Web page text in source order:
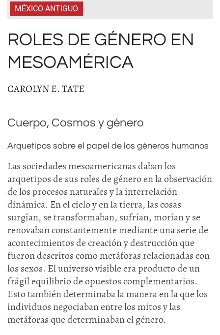
MÉXICO ANTIGUO
ROLES DE GÉNERO EN
MESOAMÉRICA
CAROLYN E. TATE
Cuerpo, Cosmos y género
Arquetipos sobre el papel de los géneros humanos
Las sociedades mesoamericanas daban los
arquetipos de sus roles de género en la observación
de los procesos naturales y la interrelación
dinámica. En el cielo y en la tierra, las cosas
surgían, se transformaban, sufrían, morían y se
renovaban constantemente mediante una serie de
acontecimientos de creación y destrucción que
fueron descritos como metáforas relacionadas con
los sexos. El universo visible era producto de un
frágil equilibrio de opuestos complementarios.
Esto también determinaba la manera en la que los
individuos negociaban entre los mitos y las
metáforas que determinaban el género.